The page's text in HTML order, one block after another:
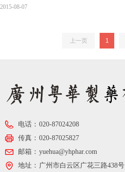
【批准文号】：国药准字Z20026498【生
0.33g【成 份】：鸡骨草、茵陈、
2015-08-07
上一页 1
电话： 020-87024208
传真： 020-87025827
邮箱： yuehua@yhphar.com
地址： 广州市白云区广花三路438号